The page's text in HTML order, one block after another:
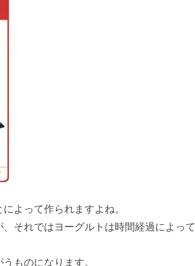
よって作られますよね。
それではヨーグルトは時間経過によって
ものになります。